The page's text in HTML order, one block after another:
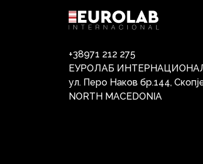
+38971 212 275
ЕУРОЛАБ
ул. Перо Наков бр.144,
NORTH MACEDONIA